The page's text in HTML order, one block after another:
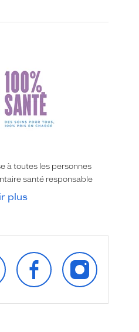
à toutes les personnes
santé responsable
plus
SUIVEZ‑NOUS
SUR
FACEBOOK
SUR
INSTAGRAM